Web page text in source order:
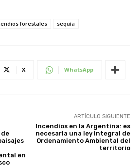
forestales sequía
X WhatsApp
en
ARTÍCULO SIGUIENTE
Incendios en la Argentina: es
necesaria una ley integral de
Ordenamiento Ambiental del
territorio